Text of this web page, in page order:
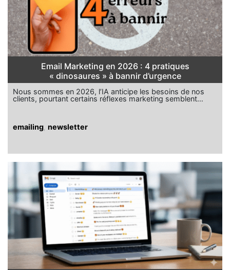
Email Marketing en 2026 : 4 pratiques
« dinosaures » à bannir d’urgence
Nous sommes en 2026, l’IA anticipe les besoins de nos
clients, pourtant certains réflexes marketing semblent…
emailing newsletter